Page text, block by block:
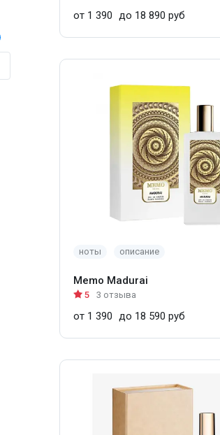
от 1 390 до 18 890 руб
ноты описание
Memo Madurai
5 3 отзыва
от 1 390 до 18 590 руб